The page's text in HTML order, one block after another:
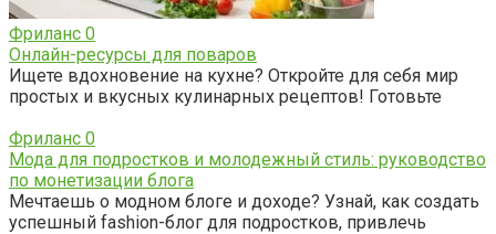
Фриланс 0
Онлайн-ресурсы для поваров
Ищете вдохновение на кухне? Откройте для себя мир
простых и вкусных кулинарных рецептов! Готовьте
Фриланс 0
Мода для подростков и молодежный стиль: руководство
по монетизации блога
Мечтаешь о модном блоге и доходе? Узнай, как создать
успешный fashion-блог для подростков, привлечь